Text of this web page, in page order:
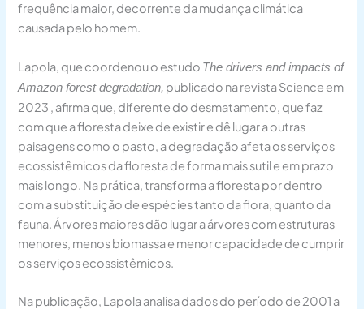
frequência maior, decorrente da mudança climática
causada pelo homem.
Lapola, que coordenou o estudo The drivers and impacts of
Amazon forest degradation, publicado na revista Science em
2023 , afirma que, diferente do desmatamento, que faz
com que a floresta deixe de existir e dê lugar a outras
paisagens como o pasto, a degradação afeta os serviços
ecossistêmicos da floresta de forma mais sutil e em prazo
mais longo. Na prática, transforma a floresta por dentro
com a substituição de espécies tanto da flora, quanto da
fauna. Árvores maiores dão lugar a árvores com estruturas
menores, menos biomassa e menor capacidade de cumprir
os serviços ecossistêmicos.
Na publicação, Lapola analisa dados do período de 2001 a